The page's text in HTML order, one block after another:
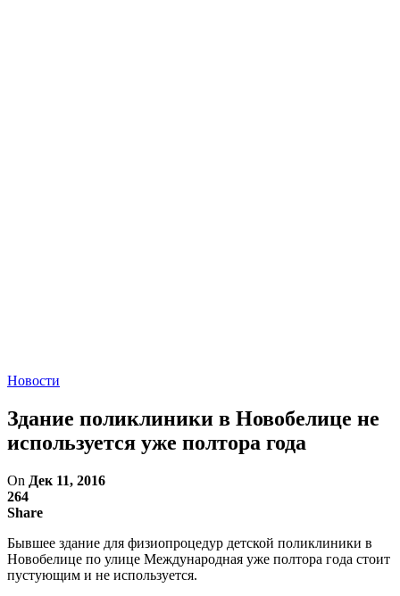
Новости
Здание поликлиники в Новобелице не
используется уже полтора года
On Дек 11, 2016
264
Share
Бывшее здание для физиопроцедур детской поликлиники в
Новобелице по улице Международная уже полтора года стоит
пустующим и не используется.